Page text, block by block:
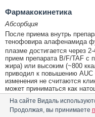
Фармакокинетика
Абсорбция
После приема внутрь
тенофовира алафенамида
плазме достигается через
прием препарата B/F/TAF с
жира) или высоким (~800
приводил к повышению AUC
изменения не считаются
может приниматься как
На фоне многократного
или во время еды у ВИЧ-1
(коэффициент вариации,
На сайте Видаль
Продолжая, вы принимаете